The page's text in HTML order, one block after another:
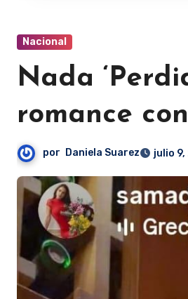
Nacional
Nada
romance
por Daniela Suarez julio